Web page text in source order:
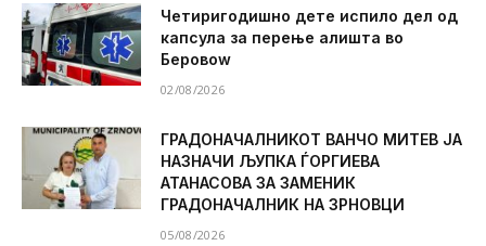
Четиригодишно дете испило дел од
капсула за перење алишта во
Беровоw
02/08/2026
ГРАДОНАЧАЛНИКОТ ВАНЧО МИТЕВ ЈА
НАЗНАЧИ ЉУПКА ЃОРГИЕВА
АТАНАСОВА ЗА ЗАМЕНИК
ГРАДОНАЧАЛНИК НА ЗРНОВЦИ
05/08/2026